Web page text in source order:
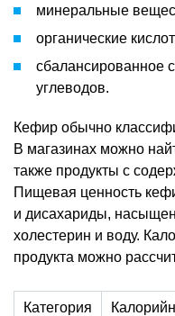
минеральные
органические
сбалансированное
углеводов.
Кефир обычно
В магазинах можно
также продукты с
Пищевая ценность
и дисахариды,
холестерин и воду.
продукта можно
Категория